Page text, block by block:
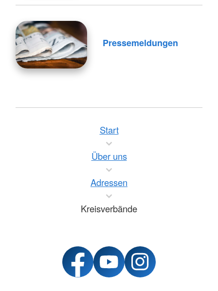
Pressemeldungen
Start
Über uns
Adressen
Kreisverbände